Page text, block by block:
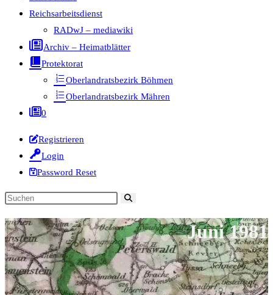
Reichsarbeitsdienst
RADwJ – mediawiki
Archiv – Heimatblätter
Protektorat
Oberlandratsbezirk Böhmen
Oberlandratsbezirk Mähren
0
Registrieren
Login
Password Reset
Diese
durchsuchen
Juni 1981